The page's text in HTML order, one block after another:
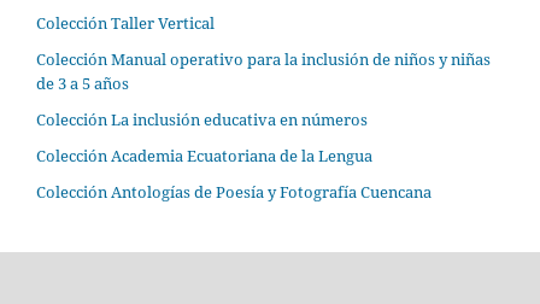
Colección Taller Vertical
Colección Manual operativo para la inclusión de niños y niñas
de 3 a 5 años
Colección La inclusión educativa en números
Colección Academia Ecuatoriana de la Lengua
Colección Antologías de Poesía y Fotografía Cuencana